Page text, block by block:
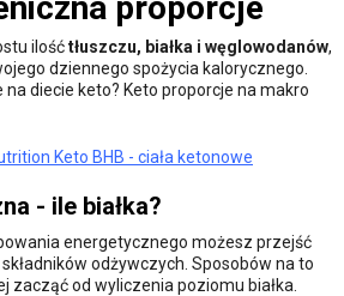
ilośćtłuszczu, białka i węglowodanów,
dziennego spożycia kalorycznego.
diecie keto? Keto proporcje na makro
Keto BHB - ciała ketonowe
- ile białka?
energetycznego możesz przejść
odżywczych. Sposobów na to
zacząć od wyliczenia poziomu białka.